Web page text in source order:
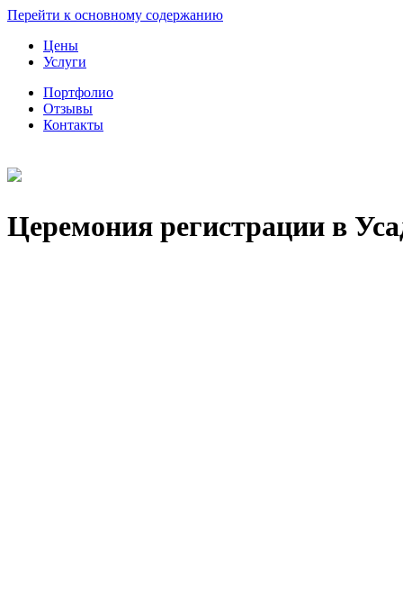
Перейти к основному содержанию
Цены
Услуги
Портфолио
Отзывы
Контакты
Церемония регистрации в